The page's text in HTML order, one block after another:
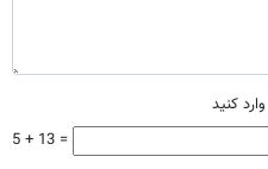
کنید
5 + 13 =